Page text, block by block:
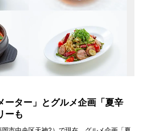
ーター」とグルメ企画「夏辛
ーも